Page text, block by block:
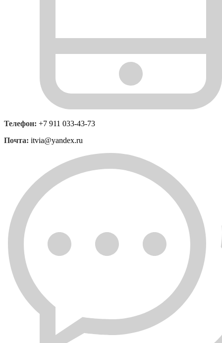
Телефон: +7 911 033-43-73
Почта: itvia@yandex.ru